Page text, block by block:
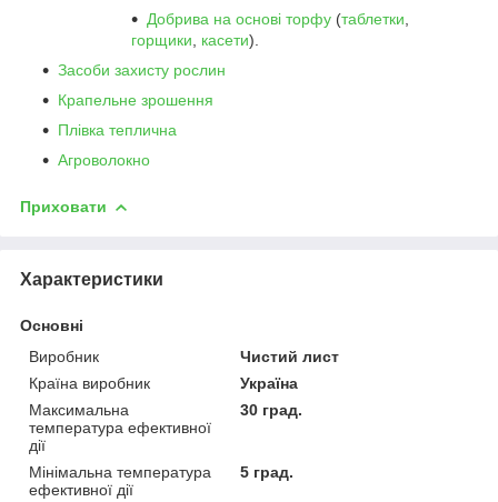
Добрива на основі торфу (таблетки
горщики
касети).
Засоби захисту рослин
Крапельне зрошення
Плівка теплична
Агроволокно
Приховати
Характеристики
Основні
Виробник
Чистий лист
Країна виробник
Україна
Максимальна
температура ефективної
дії
30 град.
Мінімальна температура
ефективної дії
5 град.